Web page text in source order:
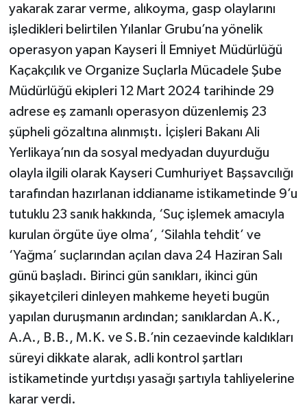
yakarak zarar verme, alıkoyma, gasp olaylarını
işledikleri belirtilen Yılanlar Grubu’na yönelik
operasyon yapan Kayseri İl Emniyet Müdürlüğü
Kaçakçılık ve Organize Suçlarla Mücadele Şube
Müdürlüğü ekipleri 12 Mart 2024 tarihinde 29
adrese eş zamanlı operasyon düzenlemiş 23
şüpheli gözaltına alınmıştı. İçişleri Bakanı Ali
Yerlikaya’nın da sosyal medyadan duyurduğu
olayla ilgili olarak Kayseri Cumhuriyet Başsavcılığı
tarafından hazırlanan iddianame istikametinde 9’u
tutuklu 23 sanık hakkında, ‘Suç işlemek amacıyla
kurulan örgüte üye olma’, ‘Silahla tehdit’ ve
‘Yağma’ suçlarından açılan dava 24 Haziran Salı
günü başladı. Birinci gün sanıkları, ikinci gün
şikayetçileri dinleyen mahkeme heyeti bugün
yapılan duruşmanın ardından; sanıklardan A.K.,
A.A., B.B., M.K. ve S.B.’nin cezaevinde kaldıkları
süreyi dikkate alarak, adli kontrol şartları
istikametinde yurtdışı yasağı şartıyla tahliyelerine
karar verdi.